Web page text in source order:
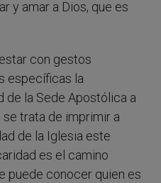
y amar a Dios, que es
con gestos
específicas la
de la Sede Apostólica a
se trata de imprimir a
de la Iglesia este
es el camino
puede conocer quien es